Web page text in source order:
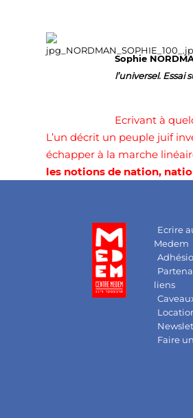
Sophie
l’universel. Essai
Ecrivant à
L’un décrit un peuple juif
échapper à la marche
les notions de nation,
Ecrire
Medem
liens
Faire